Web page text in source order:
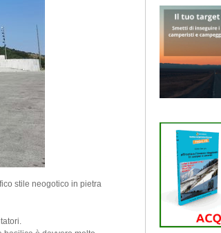
stile neogotico in pietra